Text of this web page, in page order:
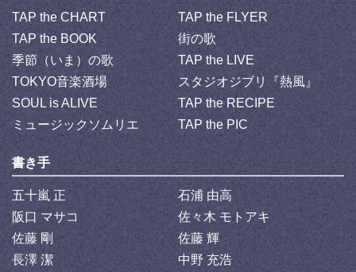
TAP the CHART
TAP the FLYER
TAP the BOOK
街の歌
季節（いま）の歌
TAP the LIVE
TOKYO音楽酒場
スタジオジブリ『熱風』
SOUL is ALIVE
TAP the RECIPE
ミュージックソムリエ
TAP the PIC
書き手
五十嵐 正
石浦 由高
阪口 マサコ
佐々木 モトアキ
佐藤 剛
佐藤 輝
長澤 潔
中野 充浩